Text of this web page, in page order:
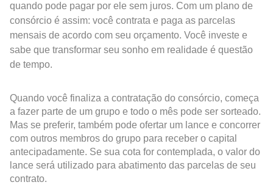
quando pode pagar por ele sem juros. Com um plano de
consórcio é assim: você contrata e paga as parcelas
mensais de acordo com seu orçamento. Você investe e
sabe que transformar seu sonho em realidade é questão
de tempo.
Quando você finaliza a contratação do consórcio, começa
a fazer parte de um grupo e todo o mês pode ser sorteado.
Mas se preferir, também pode ofertar um lance e concorrer
com outros membros do grupo para receber o capital
antecipadamente. Se sua cota for contemplada, o valor do
lance será utilizado para abatimento das parcelas de seu
contrato.